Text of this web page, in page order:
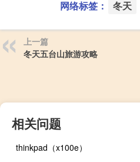
网络标签： 冬天
上一篇
冬天五台山旅游攻略
相关问题
thinkpad（x100e）